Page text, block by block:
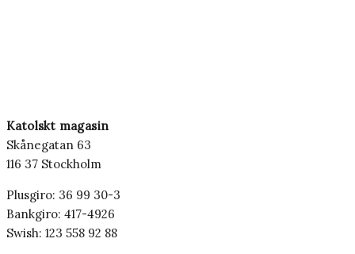
Katolskt magasin
Skånegatan 63
116 37 Stockholm
Plusgiro: 36 99 30-3
Bankgiro: 417-4926
Swish: 123 558 92 88